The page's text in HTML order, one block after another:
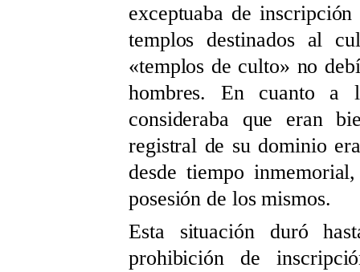
exceptuaba de
templos destinados al
«templos de culto» no
hombres. En cuanto a
consideraba que eran
registral de su dominio
desde tiempo
posesión de los mismos.
Esta situación duró
prohibición de